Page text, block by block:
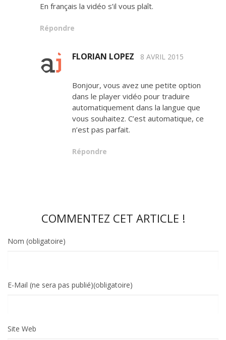
En français la vidéo s’il vous plaît.
Répondre
FLORIAN LOPEZ 8 AVRIL 2015
Bonjour, vous avez une petite option
dans le player vidéo pour traduire
automatiquement dans la langue que
vous souhaitez. C’est automatique, ce
n’est pas parfait.
Répondre
COMMENTEZ CET ARTICLE !
Nom (obligatoire)
E-Mail (ne sera pas publié)(obligatoire)
Site Web